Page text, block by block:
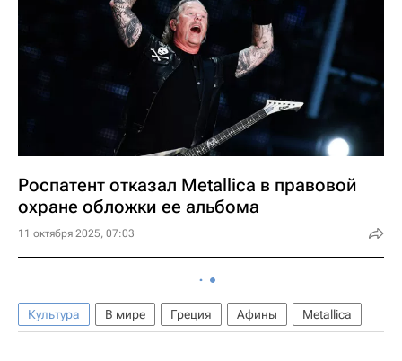
Роспатент отказал Metallica в правовой
охране обложки ее альбома
11 октября 2025, 07:03
Культура В мире Греция Афины Metallica